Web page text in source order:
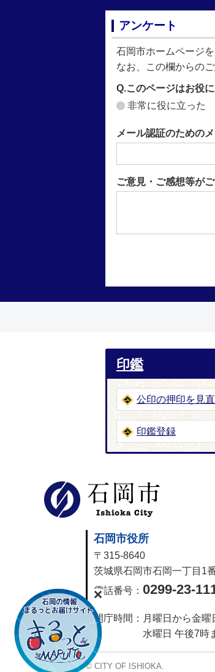
アンケート
石岡市ホームページ
なお、この欄からの
Q.このページはお役
非常に役に立った
メール認証のための
ご意見・ご感想等が
印鑑
公印の押印を見
印鑑登録
石岡市役所
〒315-8640
茨城県石岡市石岡一丁目1
電話番号： 0299-23-
開庁時間： 月曜日から金
水曜日 午後7時
© CITY OF ISHIOKA.